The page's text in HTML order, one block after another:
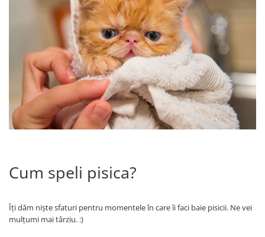
Cum speli pisica?
Îți dăm niște sfaturi pentru momentele în care îi faci baie pisicii. Ne vei
mulțumi mai târziu. :)